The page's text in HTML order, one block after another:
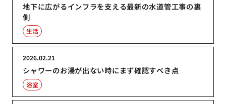
地下に広がるインフラを支える最新の水道管工事の裏
側
生活
シャワーのお湯が出ない時にまず確認すべき点
2026.02.21
浴室